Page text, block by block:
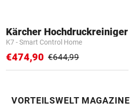
Kärcher Hochdruckreiniger
K7 - Smart Control Home
€474,90 €644,99
VORTEILSWELT MAGAZINE